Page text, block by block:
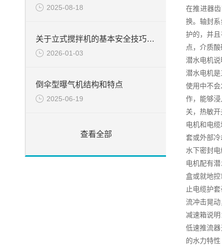
2025-08-18
关于立式搅拌机的基本安全技巧说明
2026-01-03
倒伞型曝气机结构和特点
2025-06-19
查看全部
在推进器
换。轴封
护的，并
点，介质
潜水电机说
潜水电机
使用中不
作，能够
关，热敏
电机和电
套或外部
水下密封
电机配有
盒或就地
止电缆护
流冲击晃
减速箱说明
低速推流
的水力特